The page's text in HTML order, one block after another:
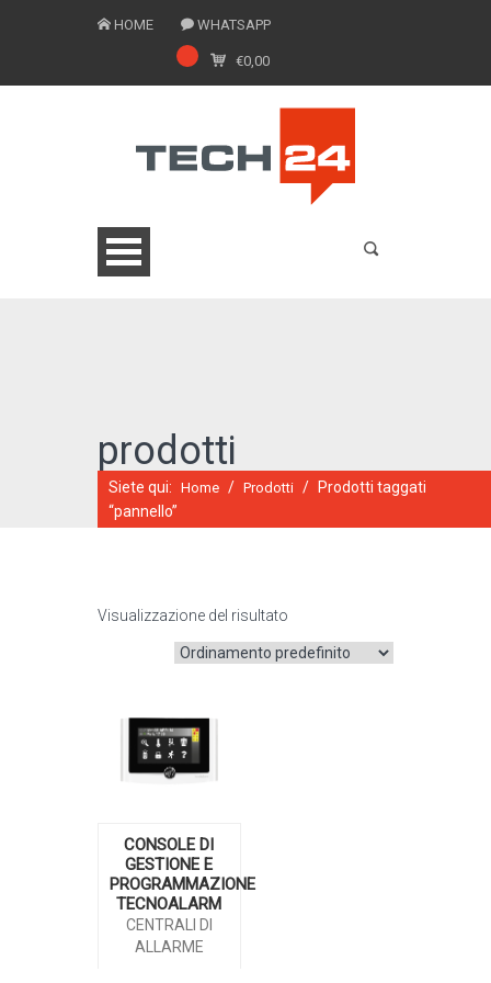
HOME WHATSAPP
€0,00
CATALOGO ONLINE
prodotti
Siete qui: Home / Prodotti /
Prodotti taggati
“pannello”
Visualizzazione del risultato
CONSOLE DI
GESTIONE E
PROGRAMMAZIONE
TECNOALARM
CENTRALI DI
ALLARME